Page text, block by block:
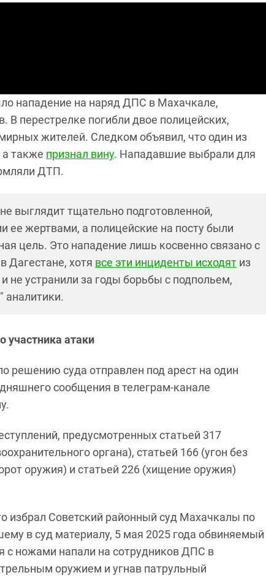
нападение на наряд ДПС в Махачкале,
В перестрелке погибли двое полицейских,
жителей. Следком объявил, что один из
также признал вину. Нападавшие выбрали для
ДТП.
выглядит тщательно подготовленной,
ее жертвами, а полицейские на посту были
цель. Это нападение лишь косвенно связано с
Дагестане, хотя все эти инциденты исходят из
не устранили за годы борьбы с подпольем,
аналитики.
участника атаки
решению суда отправлен под арест на один
сообщения в телеграм-канале
предусмотренных статьей 317
органа), статьей 166 (угон без
оружия) и статьей 226 (хищение оружия)
избрал Советский районный суд Махачкалы по
в суд материалу, 5 мая 2025 года обвиняемый
с ножами напали на сотрудников ДПС в
оружием и угнав патрульный